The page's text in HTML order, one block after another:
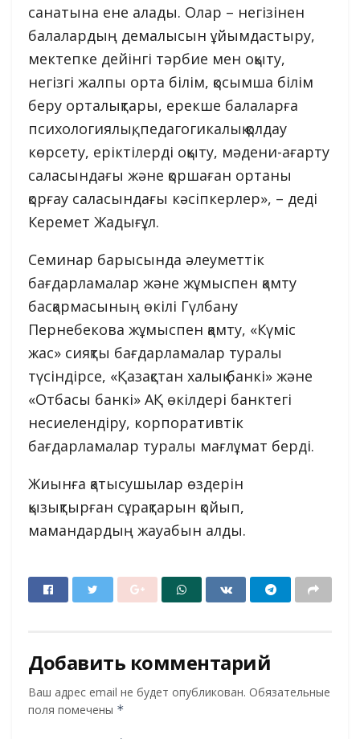
санатына ене алады. Олар – негізінен
балалардың демалысын ұйымдастыру,
мектепке дейінгі тәрбие мен оқыту,
негізгі жалпы орта білім, қосымша білім
беру орталықтары, ерекше балаларға
психологиялық, педагогикалық қолдау
көрсету, еріктілерді оқыту, мәдени-ағарту
саласындағы және қоршаған ортаны
қорғау саласындағы кәсіпкерлер», – деді
Керемет Жадығұл.
Семинар барысында әлеуметтік
бағдарламалар және жұмыспен қамту
басқармасының өкілі Гүлбану
Пернебекова жұмыспен қамту, «Күміс
жас» сияқты бағдарламалар туралы
түсіндірсе, «Қазақстан халық банкі» және
«Отбасы банкі» АҚ өкілдері банктегі
несиелендіру, корпоративтік
бағдарламалар туралы мағлұмат берді.
Жиынға қатысушылар өздерін
қызықтырған сұрақтарын қойып,
мамандардың жауабын алды.
Добавить комментарий
Ваш адрес email не будет опубликован. Обязательные
поля помечены *